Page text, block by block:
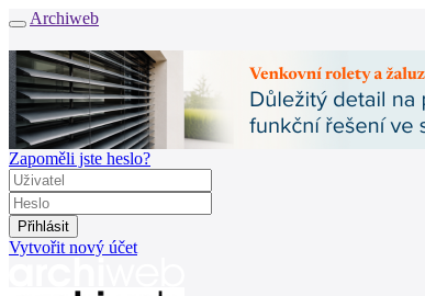
Archiweb
Zapoměli jste heslo?
Vytvořit nový účet